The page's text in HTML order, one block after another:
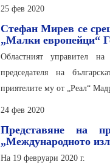
25 фев 2020
Стефан Мирев се
„Малки европейци“
Областният управител
председателя на
приятелите му от „Реал“
24 фев 2020
Представяне на
„Международното
На 19 февруари 2020 г.